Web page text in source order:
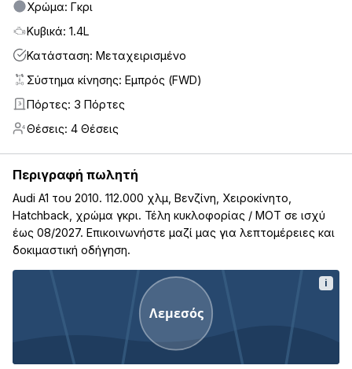
Χρώμα: Γκρι
Κυβικά: 1.4L
Κατάσταση: Μεταχειρισμένο
Σύστημα κίνησης: Εμπρός (FWD)
3 Πόρτες: 3 Πόρτες
4 Θέσεις: 4 Θέσεις
Περιγραφή πωλητή
Audi A1 του 2010. 112.000 χλμ, Βενζίνη, Χειροκίνητο,
Hatchback, χρώμα γκρι. Τέλη κυκλοφορίας / ΜΟΤ σε ισχύ
έως 08/2027. Επικοινωνήστε μαζί μας για λεπτομέρειες και
δοκιμαστική οδήγηση.
Λεμεσός
i